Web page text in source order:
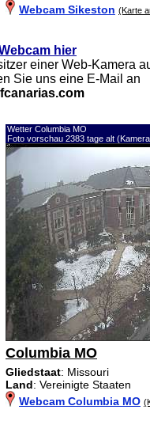
Webcam Sikeston (Karte
hier
einer Web-Kamera
Sie uns eine E-Mail an
Wetter Columbia MO
Foto vorschau 2383 tage alt
Columbia MO
Gliedstaat: Missouri
Land: Vereinigte Staaten
Webcam Columbia MO